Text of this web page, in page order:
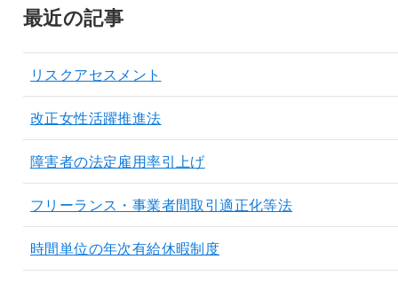
最近の記事
リスクアセスメント
改正女性活躍推進法
障害者の法定雇用率引上げ
フリーランス・事業者間取引適正化等法
時間単位の年次有給休暇制度